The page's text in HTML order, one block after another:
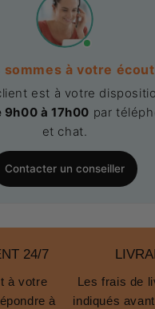
sommes à votre
est à votre
à 17h00 par
et chat.
Contacter un conseiller
24/7
à votre
à
Les frais de
indiqués